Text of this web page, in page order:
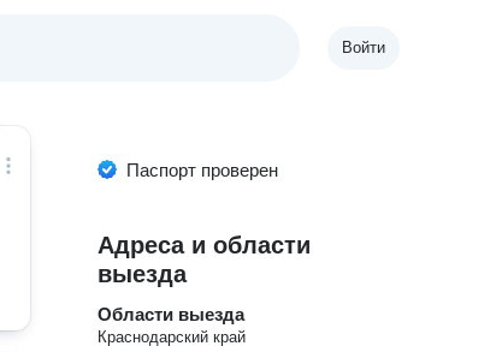
Войти
Паспорт проверен
Адреса и области
выезда
Области выезда
Краснодарский край